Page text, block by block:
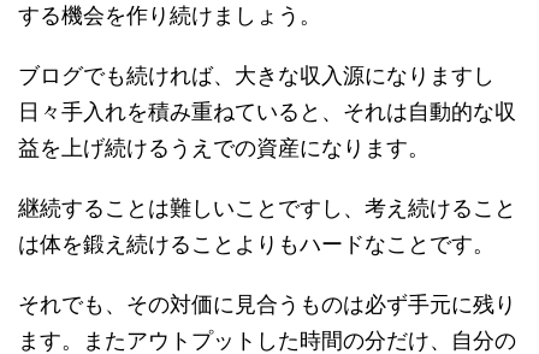
する機会を作り続けましょう。
ブログでも続ければ、大きな収入源になりますし
日々手入れを積み重ねていると、それは自動的な収
益を上げ続けるうえでの資産になります。
継続することは難しいことですし、考え続けること
は体を鍛え続けることよりもハードなことです。
それでも、その対価に見合うものは必ず手元に残り
ます。またアウトプットした時間の分だけ、自分の